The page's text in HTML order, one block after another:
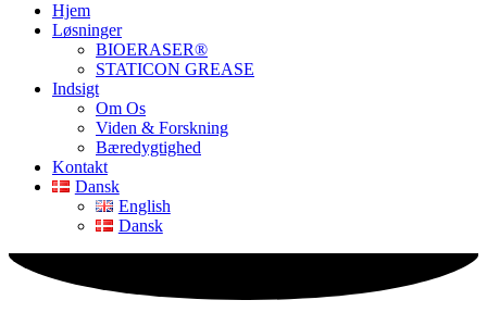
Hjem
Løsninger
BIOERASER®
STATICON GREASE
Indsigt
Om Os
Viden & Forskning
Bæredygtighed
Kontakt
Dansk
English
Dansk